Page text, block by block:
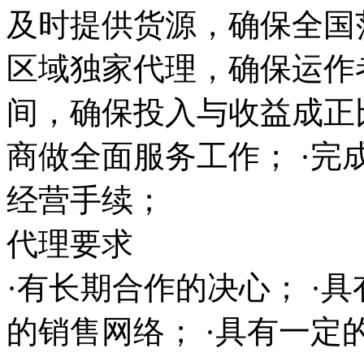
及时提供货源，确保全
区域独家代理，确保运
间，确保投入与收益成
商做全面服务工作； ·完
经营手续；
代理要求
·有长期合作的决心； ·
的销售网络； ·具有一定